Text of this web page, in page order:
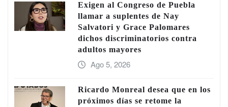
Exigen al Congreso de Puebla
llamar a suplentes de Nay
Salvatori y Grace Palomares
dichos discriminatorios contra
adultos mayores
Ago 5, 2026
Ricardo Monreal desea que en los
próximos días se retome la